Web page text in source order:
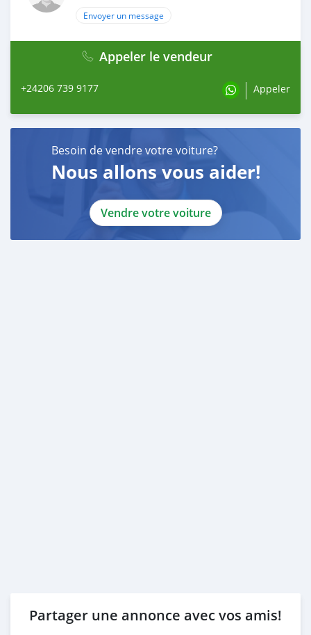
Envoyer un message
Appeler le vendeur
+24206 739 9177 Appeler
Besoin de vendre votre voiture?
Nous allons vous aider!
Vendre votre voiture
Partager une annonce avec vos amis!